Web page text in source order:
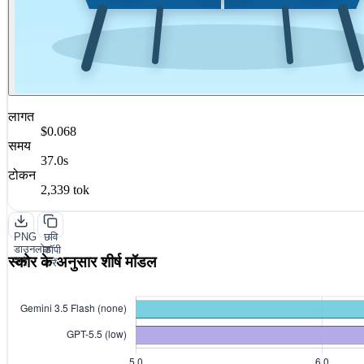
लागत
$0.068
समय
37.0s
टोकन
2,339 tok
PNG
डाउनलोड
करें
छवि
कॉपी
करें
स्कोर के अनुसार शीर्ष मॉडल